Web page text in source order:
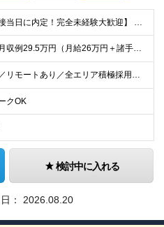
【最短で面接当日に内定！完全未経験大歓迎】 ・業種／職種未経験歓迎 ・社会人デビュー、第二新卒、既卒者大歓迎 ・学歴不問（文系、理系不問） ・20代～30代、男女問わず活躍中 ・服装、髪色自由 ・明確
【首都圏】月収例29.5万円（月給26万円＋諸手当） 【東海・関西】月収例28.5万円（月給25万円＋諸手当） 【九州】月収例26万円（月給23万円＋諸手当） ※経験・スキル・前職給与を踏まえ、総合
【転勤なし／リモートあり／全エリア積極採用】 ・大手企業のプロジェクト中心 ・勤務エリアや配属先は希望を考慮 ・研修はリモートメインで実施 ・UIターン歓迎 ＜主なエリア＞ ■首都圏…東京・神奈川・
クOK
検討中に入れる
： 2026.08.20